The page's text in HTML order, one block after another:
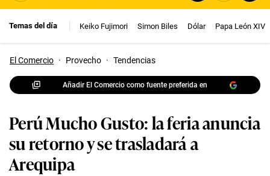
Temas del día Keiko Fujimori Simon Biles Dólar Papa León XIV
El Comercio · Provecho · Tendencias
Añadir El Comercio como fuente preferida en
Perú Mucho Gusto: la feria anuncia
su retorno y se trasladará a
Arequipa